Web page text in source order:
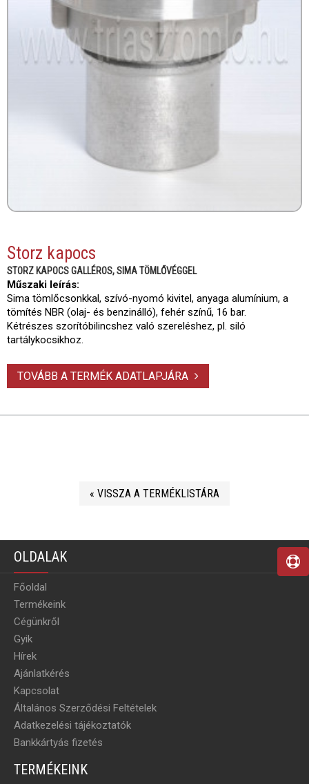
Storz kapocs
STORZ KAPOCS GALLÉROS, SIMA TÖMLŐVÉGGEL
Műszaki leírás:
Sima tömlőcsonkkal, szívó-nyomó kivitel, anyaga alumínium, a
tömítés NBR (olaj- és benzinálló), fehér színű, 16 bar.
Kétrészes szorítóbilincshez való szereléshez, pl. siló
tartálykocsikhoz.
TOVÁBB A TERMÉK ADATLAPJÁRA
« VISSZA A TERMÉKLISTÁRA
OLDALAK
Főoldal
Termékeink
Cégünkről
Gyik
Hírek
Ajánlatkérés
Kapcsolat
Általános Szerződési Feltételek
Adatkezelési tájékoztatók
Bankkártyás fizetés
TERMÉKEINK